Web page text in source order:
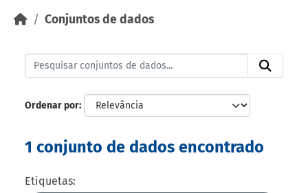
Conjuntos de dados
Ordenar por
1 conjunto de dados encontrado
Etiquetas: